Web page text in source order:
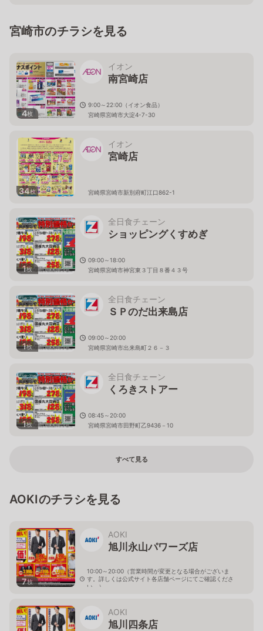
宮崎市のチラシを見る
4枚
イオン
南宮崎店
9:00～22:00（イオン食品）
宮崎県宮崎市大淀4-7-30
34枚
イオン
宮崎店
宮崎県宮崎市新別府町江口862-1
1枚
全日食チェーン
ショッピングくすめぎ
09:00～18:00
宮崎県宮崎市神宮東３丁目８番４３号
1枚
全日食チェーン
ＳＰのだ出来島店
09:00～20:00
宮崎県宮崎市出来島町２６－３
1枚
全日食チェーン
くろきストアー
08:45～20:00
宮崎県宮崎市田野町乙9436－10
すべて見る
AOKIのチラシを見る
7枚
AOKI
旭川永山パワーズ店
10:00～20:00（営業時間が変更となる場合がございま
す。詳しくは公式サイト各店舗ページにてご確認くださ
い。）
AOKI
旭川四条店